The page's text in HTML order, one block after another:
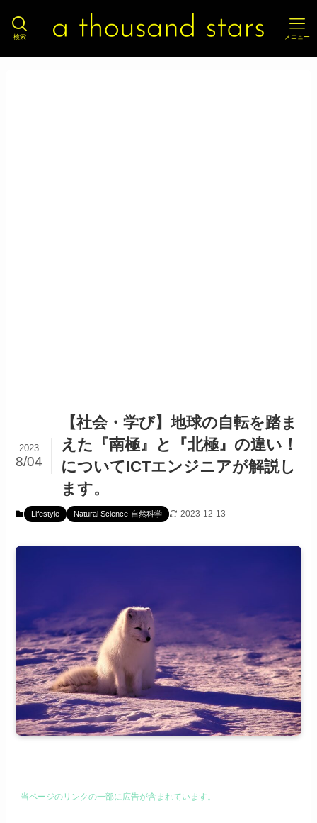
検索 メニュー
【社会・学び】地球の自転を踏ま
えた『南極』と『北極』の違い！
についてICTエンジニアが解説し
ます。
2023
8/04
Lifestyle Natural Science-自然科学 2023-12-13
当ページのリンクの一部に広告が含まれています。